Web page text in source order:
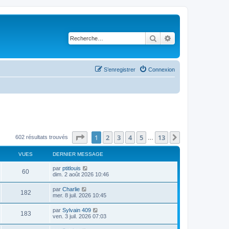
Rechercher
Connexion
S’enregistrer
602 résultats trouvés Page sur13
1 2 3 4 5 13
VUES DERNIER MESSAGE
60V
u
s
D
e
i
e
r
m
e
s
par ptitlouis
dim. 2 août 2026 10:46
182V
u
D
e
i
e
r
par Charlie
mer. 8 juil. 2026 10:45
183V
u
D
e
par Sylvain 409
ven. 3 juil. 2026 07:03